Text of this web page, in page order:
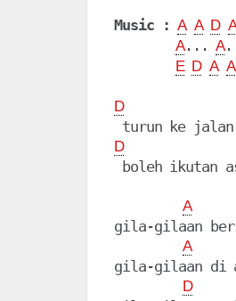
Music : A A D
A... A
E D A A
D
D
boleh ikutan
A
gila-gilaan
A
gila-gilaan di
D